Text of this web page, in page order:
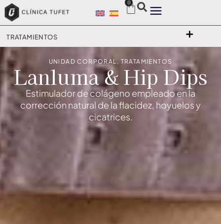
0
TRATAMIENTOS
UNIDAD CORPORAL, TRATAMIENTOS
Lanluma & Hip Dips
Estimulador de colágeno empleado en la
corrección natural de la flacidez, hoyuelos y
cicatrices.